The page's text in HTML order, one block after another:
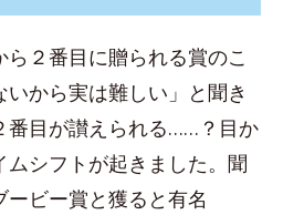
２番目に贈られる賞のこ
から実は難しい」と聞き
番目が讃えられる……？目か
ムシフトが起きました。聞
ビー賞と獲ると有名